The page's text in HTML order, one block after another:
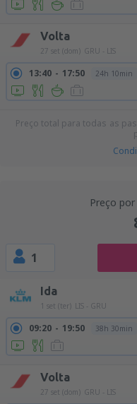
Volta
27 set (dom) GRU - LIS
13:40 17:50 24h 10min
Preço total para todas as
Preço
1
Ida
1 set (ter) LIS - GRU
09:20 19:50 38h 30min
Volta
27 set (dom) GRU - LIS